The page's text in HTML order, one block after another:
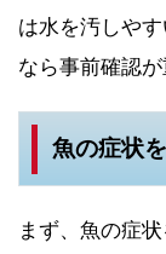
は水を汚しや
なら事前確認が
魚の症状
まず、魚の症